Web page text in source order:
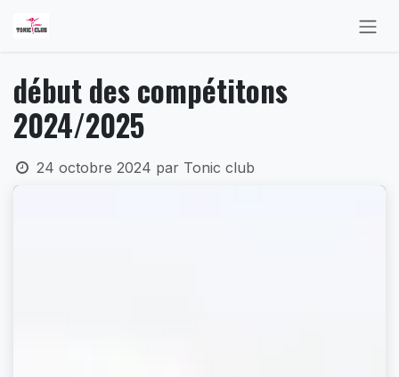
début des compétitons
2024/2025
24 octobre 2024 par Tonic club